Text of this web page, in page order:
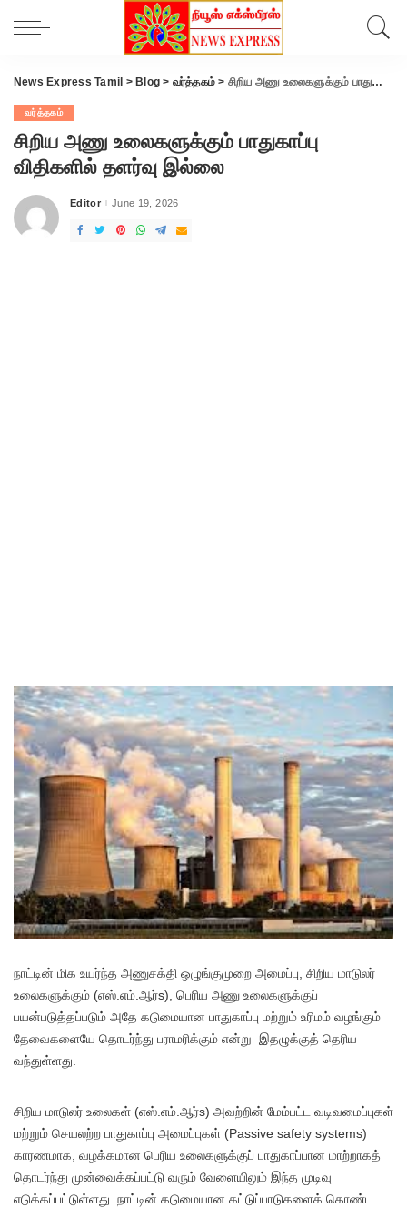
News Express Tamil > Blog > வர்த்தகம் > சிறிய அணு உலைகளுக்கும் பாதுகாப்பு விதிகளில் தளர்வு இல்லை
வர்த்தகம்
சிறிய அணு உலைகளுக்கும் பாதுகாப்பு
விதிகளில் தளர்வு இல்லை
Posted
Editor June 19, 2026
நாட்டின் மிக உயர்ந்த அணுசக்தி ஒழுங்குமுறை அமைப்பு, சிறிய மாடுலர்
உலைகளுக்கும் (எஸ்.எம்.ஆர்s), பெரிய அணு உலைகளுக்குப்
பயன்படுத்தப்படும் அதே கடுமையான பாதுகாப்பு மற்றும் உரிமம் வழங்கும்
தேவைகளையே தொடர்ந்து பராமரிக்கும் என்று இதழுக்குத் தெரிய
வந்துள்ளது.
சிறிய மாடுலர் உலைகள் (எஸ்.எம்.ஆர்s) அவற்றின் மேம்பட்ட வடிவமைப்புகள்
மற்றும் செயலற்ற பாதுகாப்பு அமைப்புகள் (Passive safety systems)
காரணமாக, வழக்கமான பெரிய உலைகளுக்குப் பாதுகாப்பான மாற்றாகத்
தொடர்ந்து முன்வைக்கப்பட்டு வரும் வேளையிலும் இந்த முடிவு
எடுக்கப்பட்டுள்ளது. நாட்டின் கடுமையான கட்டுப்பாடுகளைக் கொண்ட